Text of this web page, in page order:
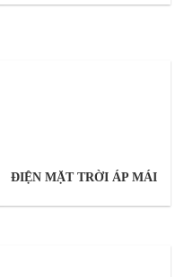
ĐIỆN MẶT TRỜI ÁP MÁI